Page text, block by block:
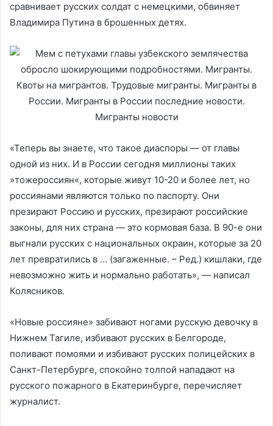
сравнивает русских солдат с немецкими, обвиняет
Владимира Путина в брошенных детях.
«Теперь вы знаете, что такое диаспоры — от главы
одной из них. И в России сегодня миллионы таких
»тожероссиян«, которые живут 10-20 и более лет, но
россиянами являются только по паспорту. Они
презирают Россию и русских, презирают российские
законы, для них страна — это кормовая база. В 90-е они
выгнали русских с национальных окраин, которые за 20
лет превратились в … (загаженные. – Ред.) кишлаки, где
невозможно жить и нормально работать», — написал
Колясников.
«Новые россияне» забивают ногами русскую девочку в
Нижнем Тагиле, избивают русских в Белгороде,
поливают помоями и избивают русских полицейских в
Санкт-Петербурге, спокойно толпой нападают на
русского пожарного в Екатеринбурге, перечисляет
журналист.